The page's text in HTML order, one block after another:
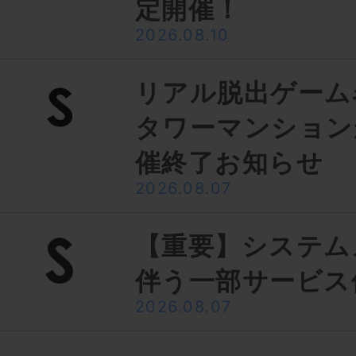
定開催！
2026.08.10
リアル脱出ゲー
タワーマンショ
催終了お知らせ
2026.08.07
【重要】システ
伴う一部サービ
2026.08.07